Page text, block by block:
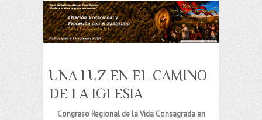
UNA LUZ EN EL CAMINO
DE LA IGLESIA
Congreso Regional de la Vida Consagrada en